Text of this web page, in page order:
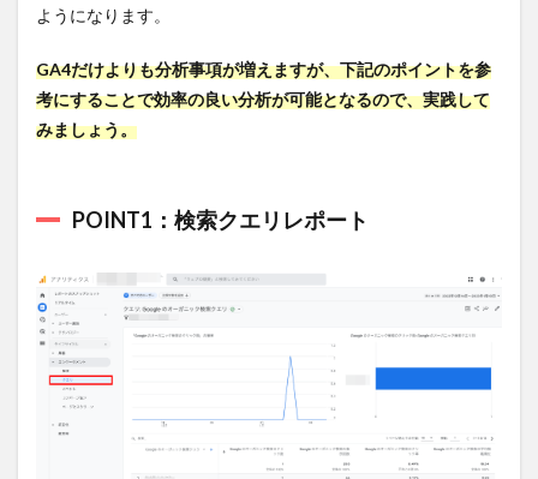
ようになります。
GA4だけよりも分析事項が増えますが、下記のポイントを参
考にすることで効率の良い分析が可能となるので、実践して
みましょう。
POINT1：検索クエリレポート